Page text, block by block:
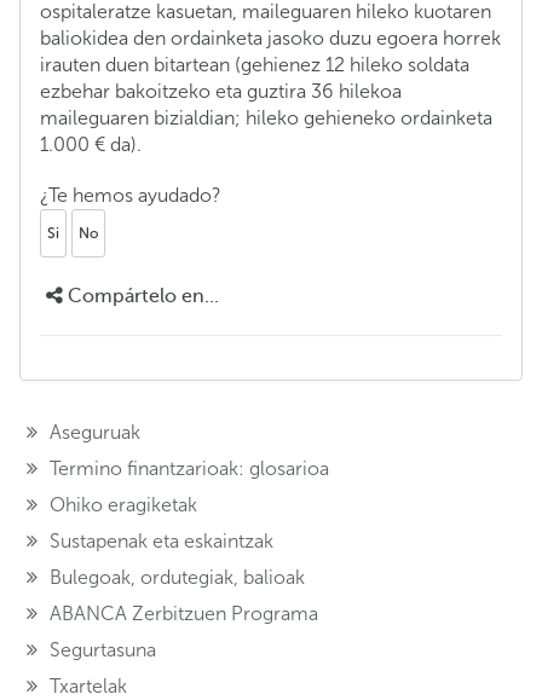
ospitaleratze kasuetan, maileguaren hileko kuotaren
baliokidea den ordainketa jasoko duzu egoera horrek
irauten duen bitartean (gehienez 12 hileko soldata
ezbehar bakoitzeko eta guztira 36 hilekoa
maileguaren bizialdian; hileko gehieneko ordainketa
1.000 € da).
¿Te hemos ayudado?
Si No
Compártelo en...
Aseguruak
Termino finantzarioak: glosarioa
Ohiko eragiketak
Sustapenak eta eskaintzak
Bulegoak, ordutegiak, balioak
ABANCA Zerbitzuen Programa
Segurtasuna
Txartelak